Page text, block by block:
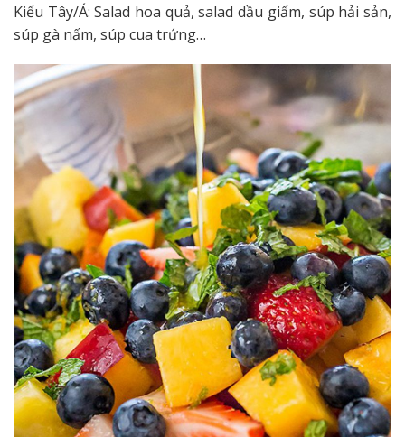
Kiểu Tây/Á: Salad hoa quả, salad dầu giấm, súp hải sản,
súp gà nấm, súp cua trứng…